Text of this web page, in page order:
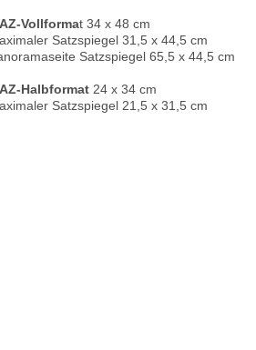
Vollformat 34 x 48 cm
Satzspiegel 31,5 x 44,5 cm
Satzspiegel 65,5 x 44,5 cm
Halbformat 24 x 34 cm
Satzspiegel 21,5 x 31,5 cm